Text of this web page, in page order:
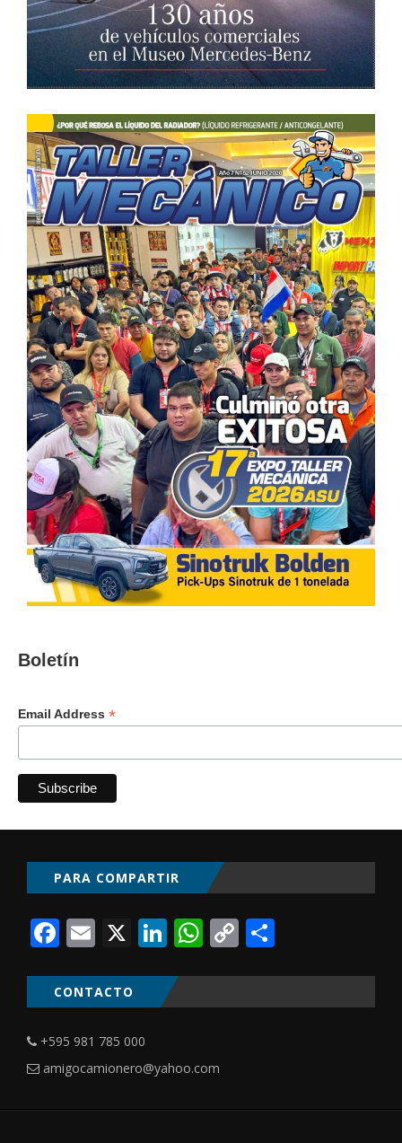
Boletín
Email Address *
PARA COMPARTIR
Facebook
Email
X LinkedIn
WhatsApp
Copy
CONTACTO
+595 981 785 000
amigocamionero@yahoo.com